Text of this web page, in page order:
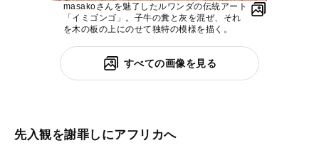
masakoさんを魅了したルワンダの伝統アート
「イミゴンゴ」。子牛の糞と灰を混ぜ、それ
を木の板の上にのせて独特の模様を描く。
すべての画像を見る
先入観を謝罪しにアフリカへ